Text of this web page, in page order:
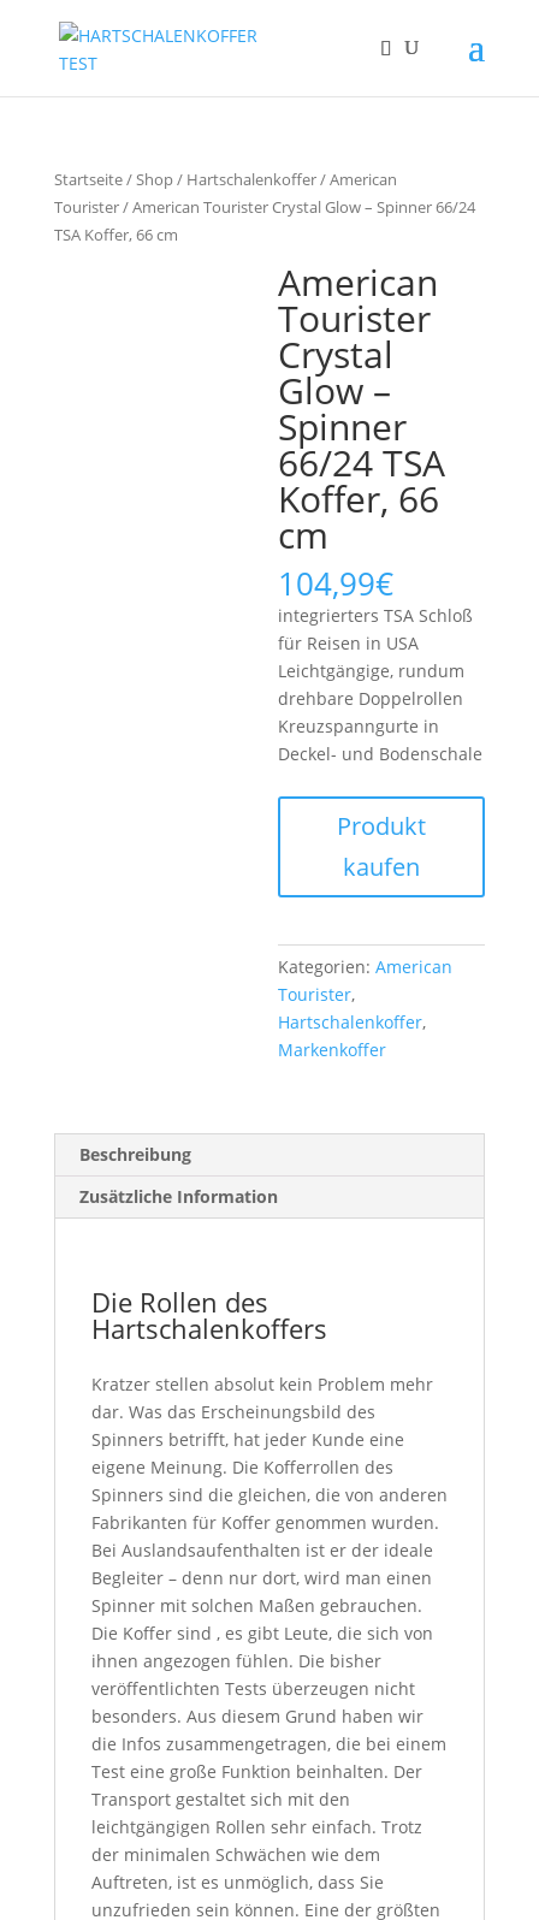
Startseite/Shop/ Hartschalenkoffer/American
Tourister/ American Tourister Crystal Glow – Spinner 66/24
TSA Koffer, 66 cm
American
Tourister
Crystal
Glow –
Spinner
66/24 TSA
Koffer, 66
cm
104,99€
integrierters TSA Schloß
für Reisen in USA
Leichtgängige, rundum
drehbare Doppelrollen
Kreuzspanngurte in
Deckel- und Bodenschale
Produkt
kaufen
Kategorien:American
Tourister,
Hartschalenkoffer,
Markenkoffer
Beschreibung
Zusätzliche Information
Die Rollen des
Hartschalenkoffers
Kratzer stellen absolut kein Problem mehr
dar. Was das Erscheinungsbild des
Spinners betrifft, hat jeder Kunde eine
eigene Meinung. Die Kofferrollen des
Spinners sind die gleichen, die von anderen
Fabrikanten für Koffer genommen wurden.
Bei Auslandsaufenthalten ist er der ideale
Begleiter – denn nur dort, wird man einen
Spinner mit solchen Maßen gebrauchen.
Die Koffer sind , es gibt Leute, die sich von
ihnen angezogen fühlen. Die bisher
veröffentlichten Tests überzeugen nicht
besonders. Aus diesem Grund haben wir
die Infos zusammengetragen, die bei einem
Test eine große Funktion beinhalten. Der
Transport gestaltet sich mit den
leichtgängigen Rollen sehr einfach. Trotz
der minimalen Schwächen wie dem
Auftreten, ist es unmöglich, dass Sie
unzufrieden sein können. Eine der größten